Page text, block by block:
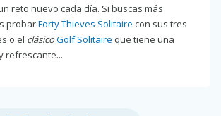
reto nuevo cada día. Si buscas más
probarForty Thieves Solitaire con sus tres
o el clásicoGolf Solitaire que tiene una
refrescante...